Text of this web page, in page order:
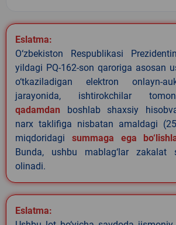
Eslatma:
O‘zbekiston Respublikasi
yildagi PQ-162-son qaroriga asosan
o‘tkaziladigan elektron onlayn-
jarayonida, ishtirokchilar
qadamdan boshlab shaxsiy
narx taklifiga nisbatan amaldagi
miqdoridagi summaga ega
Bunda, ushbu mablag‘lar zakalat
olinadi.
Eslatma: